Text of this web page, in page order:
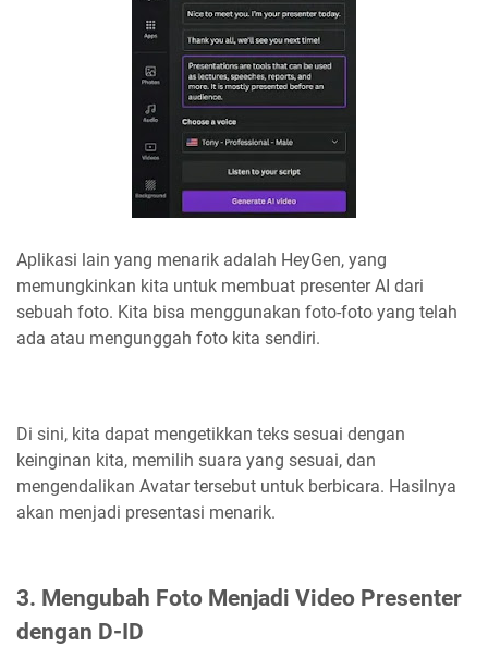
Aplikasi lain yang menarik adalah HeyGen, yang
memungkinkan kita untuk membuat presenter AI dari
sebuah foto. Kita bisa menggunakan foto-foto yang telah
ada atau mengunggah foto kita sendiri.
Di sini, kita dapat mengetikkan teks sesuai dengan
keinginan kita, memilih suara yang sesuai, dan
mengendalikan Avatar tersebut untuk berbicara. Hasilnya
akan menjadi presentasi menarik.
3. Mengubah Foto Menjadi Video Presenter
dengan D-ID